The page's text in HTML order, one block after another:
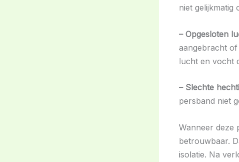
niet
– Opgesloten
aangebracht
lucht en vocht
– Slechte
persband niet
Wanneer deze
betrouwbaar.
isolatie. Na